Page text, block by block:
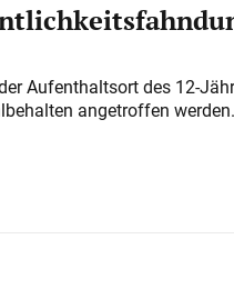
Aufenthaltsort des 12-
angetroffen werden.